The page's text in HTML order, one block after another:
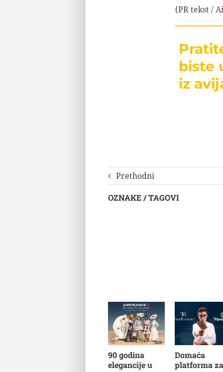
(PR tekst /
biste
iz
Prethodni
OZNAKE / TAGOVI
90 godina
elegancije u
Domaća
platforma za